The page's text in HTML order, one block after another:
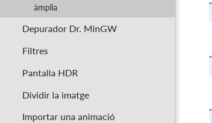
àmplia
Depurador Dr. MinGW
Filtres
Pantalla HDR
Dividir la imatge
Importar una animació